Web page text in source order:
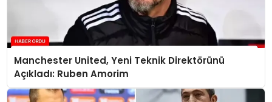
Manchester United, Yeni Teknik Direktörünü
Açıkladı: Ruben Amorim